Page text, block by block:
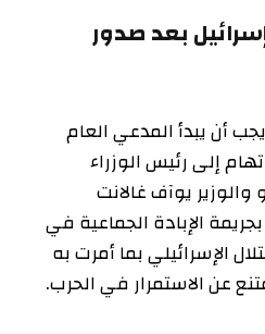
بعد صدور
أن يبدأ المدعي العام
إلى رئيس الوزراء
والوزير يوآف غالانت
الإبادة الجماعية في
الإسرائيلي بما أمرت به
عن الاستمرار في الحرب.